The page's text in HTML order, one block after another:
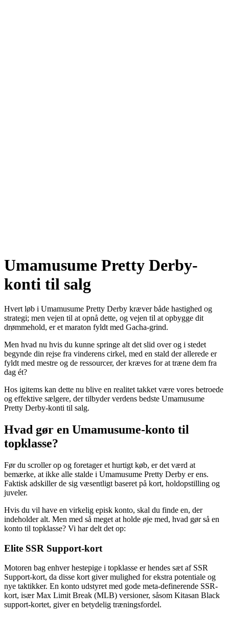
Umamusume Pretty Derby-
konti til salg
Hvert løb i Umamusume Pretty Derby kræver både hastighed og
strategi; men vejen til at opnå dette, og vejen til at opbygge dit
drømmehold, er et maraton fyldt med Gacha-grind.
Men hvad nu hvis du kunne springe alt det slid over og i stedet
begynde din rejse fra vinderens cirkel, med en stald der allerede er
fyldt med mestre og de ressourcer, der kræves for at træne dem fra
dag ét?
Hos igitems kan dette nu blive en realitet takket være vores betroede
og effektive sælgere, der tilbyder verdens bedste Umamusume
Pretty Derby-konti til salg.
Hvad gør en Umamusume-konto til
topklasse?
Før du scroller op og foretager et hurtigt køb, er det værd at
bemærke, at ikke alle stalde i Umamusume Pretty Derby er ens.
Faktisk adskiller de sig væsentligt baseret på kort, holdopstilling og
juveler.
Hvis du vil have en virkelig episk konto, skal du finde en, der
indeholder alt. Men med så meget at holde øje med, hvad gør så en
konto til topklasse? Vi har delt det op:
Elite SSR Support-kort
Motoren bag enhver hestepige i topklasse er hendes sæt af SSR
Support-kort, da disse kort giver mulighed for ekstra potentiale og
nye taktikker. En konto udstyret med gode meta-definerende SSR-
kort, især Max Limit Break (MLB) versioner, såsom Kitasan Black
support-kortet, giver en betydelig træningsfordel.